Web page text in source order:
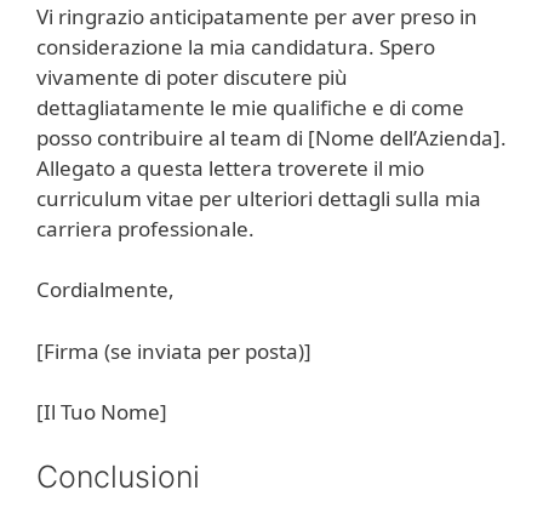
Vi ringrazio anticipatamente per aver preso in
considerazione la mia candidatura. Spero
vivamente di poter discutere più
dettagliatamente le mie qualifiche e di come
posso contribuire al team di [Nome dell’Azienda].
Allegato a questa lettera troverete il mio
curriculum vitae per ulteriori dettagli sulla mia
carriera professionale.
Cordialmente,
[Firma (se inviata per posta)]
[Il Tuo Nome]
Conclusioni